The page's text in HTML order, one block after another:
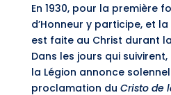
En 1930, pour la première
d’Honneur y participe, et la
est faite au Christ durant
Dans les jours qui
la Légion annonce
proclamation du Cristo de